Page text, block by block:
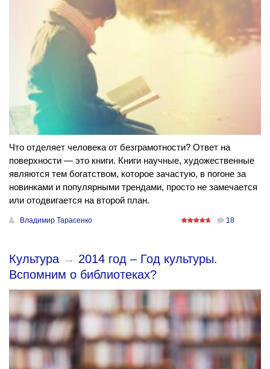
Что отделяет человека от безграмотности? Ответ на
поверхности — это книги. Книги научные, художественные
являются тем богатством, которое зачастую, в погоне за
новинками и популярными трендами, просто не замечается
или отодвигается на второй план.
Владимир Тарасенко 18
Культура → 2014 год – Год культуры.
Вспомним о библиотеках?